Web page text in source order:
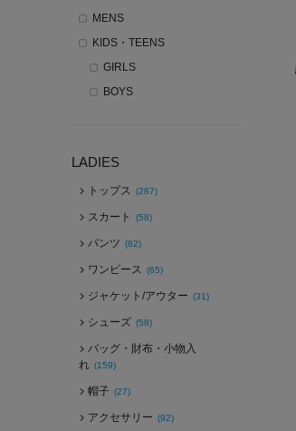
MENS
KIDS・TEENS
GIRLS
BOYS
LADIES
トップス (287)
スカート (58)
パンツ (82)
ワンピース (65)
ジャケット/アウター (31)
シューズ (58)
バッグ・財布・小物入
れ (159)
帽子 (27)
アクセサリー (92)